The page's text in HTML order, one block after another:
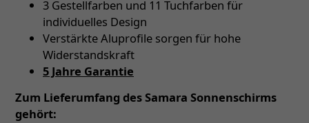
3 Gestellfarben und 11 Tuchfarben für
individuelles Design
Verstärkte Aluprofile sorgen für hohe
Widerstandskraft
5 Jahre Garantie
Zum Lieferumfang des Samara Sonnenschirms
gehört: